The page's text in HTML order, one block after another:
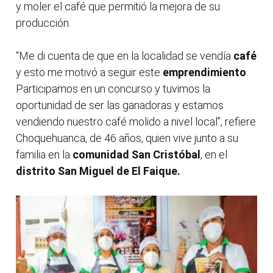
y moler el café que permitió la mejora de su
producción.
“Me di cuenta de que en la localidad se vendía café
y esto me motivó a seguir este emprendimiento
Participamos en un concurso y tuvimos la
oportunidad de ser las ganadoras y estamos
vendiendo nuestro café molido a nivel local”, refiere
Choquehuanca, de 46 años, quien vive junto a su
familia en la comunidad San Cristóbal , en el
distrito San Miguel de El Faique.